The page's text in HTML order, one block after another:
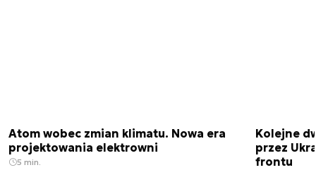
Atom wobec zmian klimatu. Nowa era
projektowania elektrowni
5 min.
Kolejne
przez
frontu